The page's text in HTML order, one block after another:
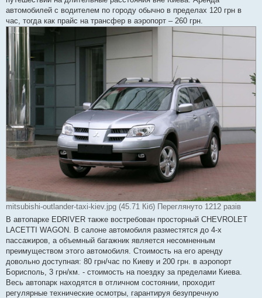
автомобилей с водителем по городу обычно в пределах 120 грн в
час, тогда как прайс на трансфер в аэропорт – 260 грн.
mitsubishi-outlander-taxi-kiev.jpg (45.71 Кіб) Переглянуто 1212 разів
В автопарке EDRIVER также востребован просторный CHEVROLET
LACETTI WAGON. В салоне автомобиля разместятся до 4-х
пассажиров, а объемный багажник является несомненным
преимуществом этого автомобиля. Стоимость на его аренду
довольно доступная: 80 грн/час по Киеву и 200 грн. в аэропорт
Борисполь, 3 грн/км. - стоимость на поездку за пределами Киева.
Весь автопарк находятся в отличном состоянии, проходит
регулярные технические осмотры, гарантируя безупречную